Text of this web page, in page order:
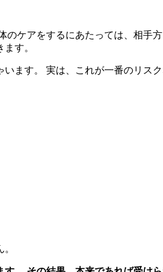
ケアをするにあたっては、相手
す。
ます。 実は、これが一番のリスク